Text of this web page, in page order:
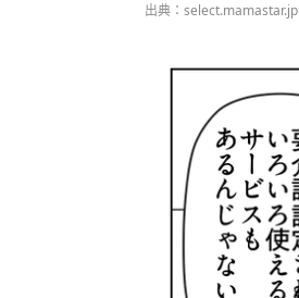
出典：select.mamastar.jp